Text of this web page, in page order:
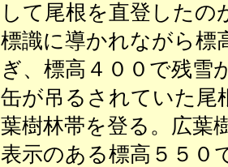
して尾根を直登した
標識に導かれながら標
ぎ、標高４００で残雪
缶が吊るされていた尾
葉樹林帯を登る。広葉
表示のある標高５５０